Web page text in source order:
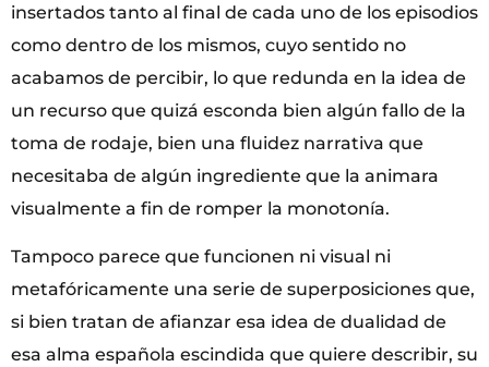
insertados tanto al final de cada uno de los episodios
como dentro de los mismos, cuyo sentido no
acabamos de percibir, lo que redunda en la idea de
un recurso que quizá esconda bien algún fallo de la
toma de rodaje, bien una fluidez narrativa que
necesitaba de algún ingrediente que la animara
visualmente a fin de romper la monotonía.
Tampoco parece que funcionen ni visual ni
metafóricamente una serie de superposiciones que,
si bien tratan de afianzar esa idea de dualidad de
esa alma española escindida que quiere describir, su